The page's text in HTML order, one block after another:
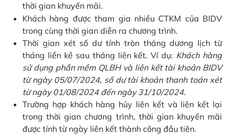
thời gian khuyến mãi.
Khách hàng được tham gia nhiều CTKM của BIDV
trong cùng thời gian diễn ra chương trình.
Thời gian xét số dư tính tròn tháng dương lịch từ
tháng liền kề sau tháng liên kết. Ví dụ: Khách hàng
sử dụng phần mềm QLBH và liên kết tài khoản BIDV
từ ngày 05/07/2024, số dư tài khoản thanh toán xét
từ ngày 01/08/2024 đến ngày 31/10/2024.
Trường hợp khách hàng hủy liên kết và liên kết lại
trong thời gian chương trình, thời gian khuyến mãi
được tính từ ngày liên kết thành công đầu tiên.